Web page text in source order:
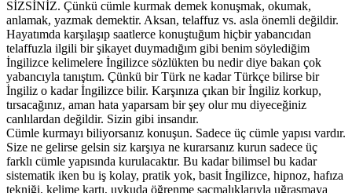
SİZSİNİZ. Çünkü cümle kurmak demek konuşmak, okumak,
anlamak, yazmak demektir. Aksan, telaffuz vs. asla önemli değildir.
Hayatımda karşılaşıp saatlerce konuştuğum hiçbir yabancıdan
telaffuzla ilgili bir şikayet duymadığım gibi benim söylediğim
İngilizce kelimelere İngilizce sözlükten bu nedir diye bakan çok
yabancıyla tanıştım. Çünkü bir Türk ne kadar Türkçe bilirse bir
İngiliz o kadar İngilizce bilir. Karşınıza çıkan bir İngiliz korkup,
tırsacağınız, aman hata yaparsam bir şey olur mu diyeceğiniz
canlılardan değildir. Sizin gibi insandır.
Cümle kurmayı biliyorsanız konuşun. Sadece üç cümle yapısı vardır.
Size ne gelirse gelsin siz karşıya ne kurarsanız kurun sadece üç
farklı cümle yapısında kurulacaktır. Bu kadar bilimsel bu kadar
sistematik iken bu iş kolay, pratik yok, basit İngilizce, hipnoz, hafıza
tekniği, kelime kartı, uykuda öğrenme saçmalıklarıyla uğraşmaya